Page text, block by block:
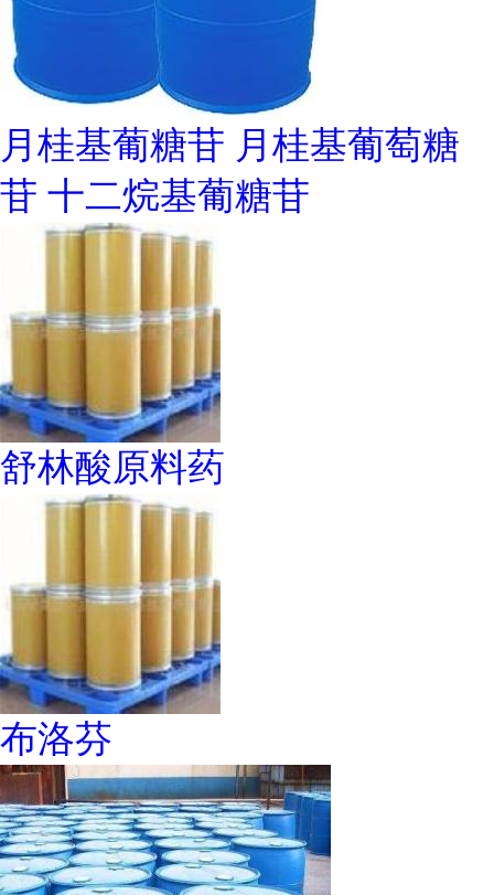
月桂基葡糖苷 月桂基葡萄糖
苷 十二烷基葡糖苷
舒林酸原料药
布洛芬